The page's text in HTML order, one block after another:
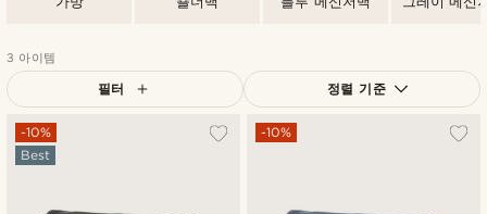
3 아이템
필터 정렬 기준
가장 인기 있는
-10%
Best
-10%